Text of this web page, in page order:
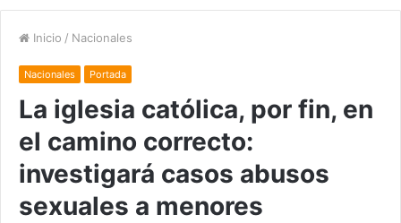
Inicio / Nacionales
Nacionales Portada
La iglesia católica, por fin, en
el camino correcto:
investigará casos abusos
sexuales a menores